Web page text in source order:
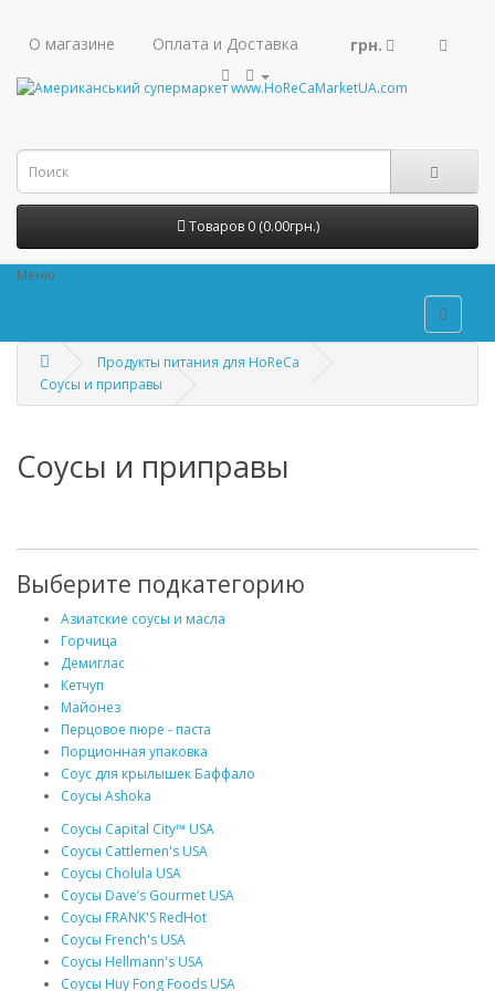
О магазине Оплата и Доставка грн.
Товаров 0 (0.00грн.)
Меню
Продукты питания для HoReCa
Соусы и приправы
Соусы и приправы
Выберите подкатегорию
Азиатские соусы и масла
Горчица
Демиглас
Кетчуп
Майонез
Перцовое пюре - паста
Порционная упаковка
Соус для крылышек Баффало
Соусы Ashoka
Соусы Capital City™ USA
Соусы Cattlemen's USA
Соусы Cholula USA
Соусы Dave’s Gourmet USA
Соусы FRANK'S RedHot
Соусы French's USA
Соусы Hellmann's USA
Соусы Huy Fong Foods USA